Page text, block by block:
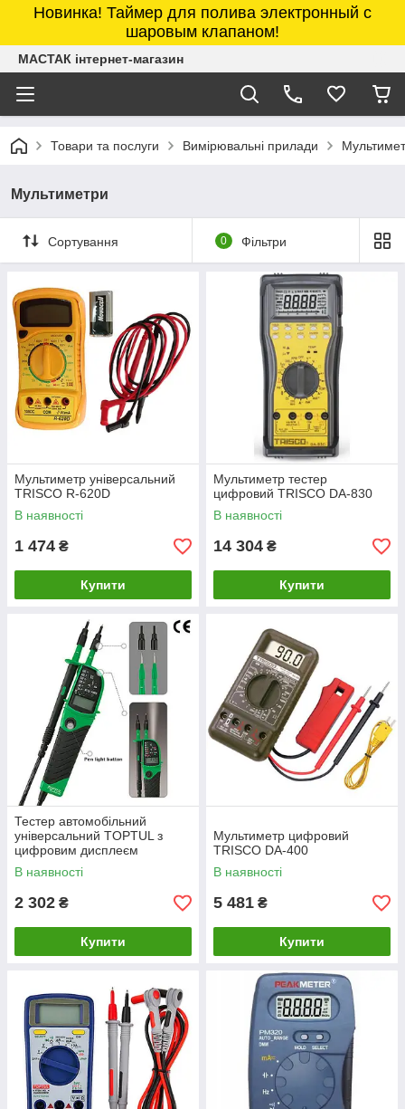
Новинка! Таймер для полива электронный с
шаровым клапаном!
МАСТАК інтернет-магазин
Товари та послуги Вимірювальні прилади
Мультиметри
Сортування 0 Фільтри
Мультиметр універсальний
TRISCO R-620D
В наявності
1 474 ₴
Купити
Мультиметр тестер
цифровий TRISCO DA-830
В наявності
14 304 ₴
Купити
Тестер автомобільний
універсальний TOPTUL з
цифровим дисплеєм
12~690V AC/DC EAAA0169
В наявності
2 302 ₴
Купити
Мультиметр цифровий
TRISCO DA-400
В наявності
5 481 ₴
Купити